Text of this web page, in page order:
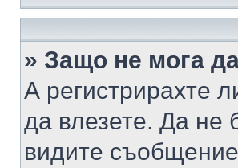
» Защо не мога
А регистрирахте
да влезете. Да не
видите